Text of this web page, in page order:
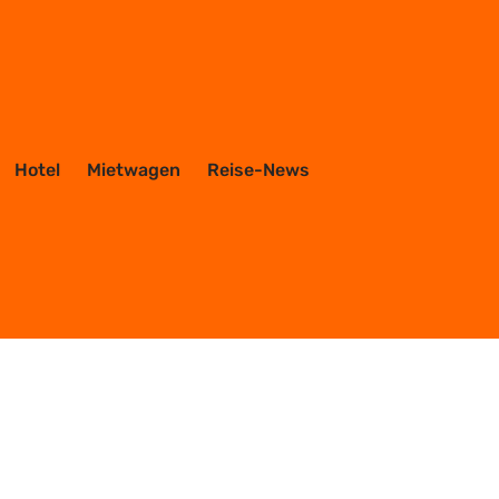
Hotel Mietwagen Reise-News